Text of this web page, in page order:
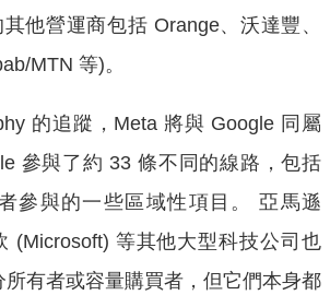
他營運商包括 Orange、沃達豐、
MTN 等)。
的追蹤，Meta 將與 Google 同屬
參與了約 33 條不同的線路，包括
參與的一些區域性項目。 亞馬遜
(Microsoft) 等其他大型科技公司也
所有者或容量購買者，但它們本身都